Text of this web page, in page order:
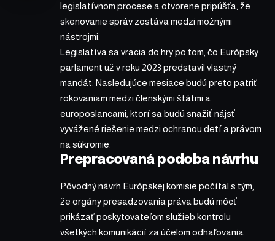
legislatívnom procese a otvorene pripúšťa, že
skenovanie správ zostáva medzi možnými
nástrojmi.
Legislatíva sa vracia do hry po tom, čo Európsky
parlament už v roku 2023 predstavil vlastný
mandát. Nasledujúce mesiace budú preto patriť
rokovaniam medzi členskými štátmi a
europoslancami, ktorí sa budú snažiť nájsť
vyvážené riešenie medzi ochranou detí a právom
na súkromie.
Prepracovaná podoba návrhu
Pôvodný návrh Európskej komisie počítal s tým,
že orgány presadzovania práva budú môcť
prikázať poskytovateľom služieb kontrolu
všetkých komunikácií za účelom odhaľovania